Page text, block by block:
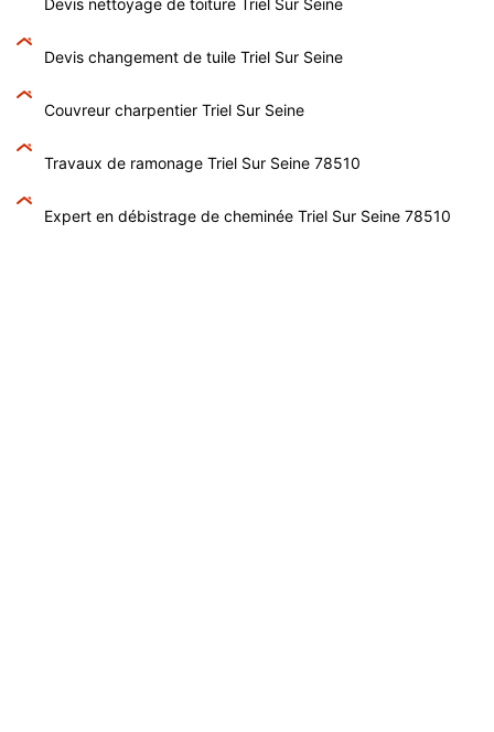
Devis nettoyage de toiture Triel Sur Seine
Devis changement de tuile Triel Sur Seine
Couvreur charpentier Triel Sur Seine
Travaux de ramonage Triel Sur Seine 78510
Expert en débistrage de cheminée Triel Sur Seine 78510